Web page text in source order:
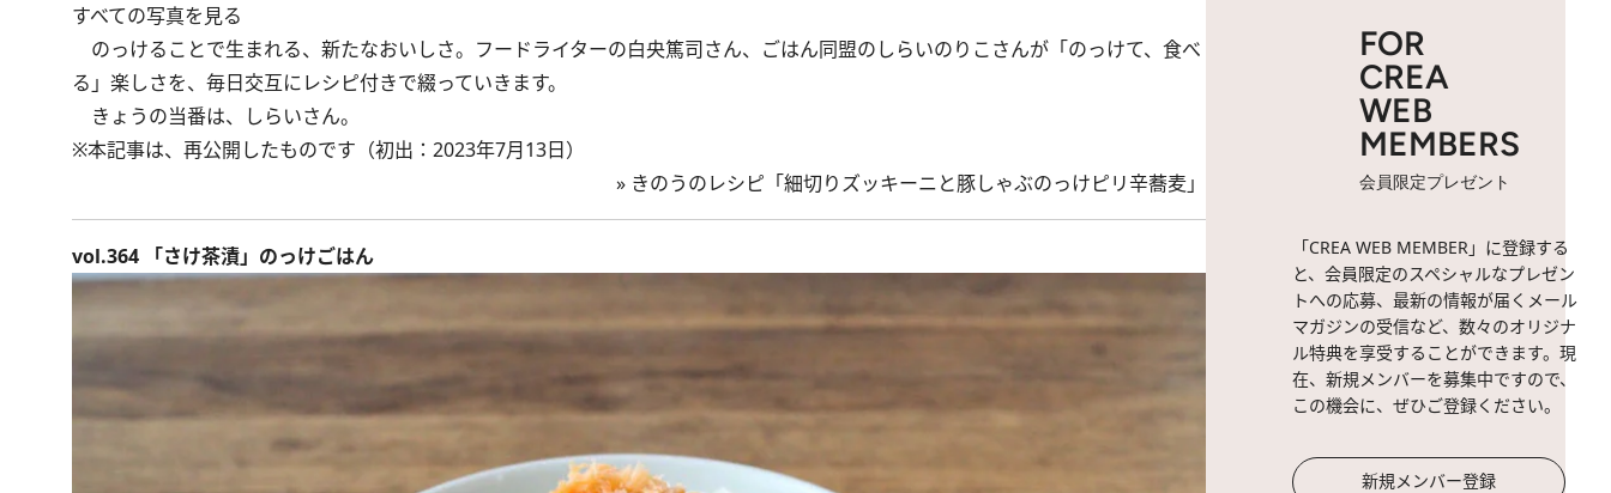
すべての写真を見る
のっけることで生まれる、新たなおいしさ。フードライターの白央篤司さん、ごはん同盟のしらいのりこさんが「のっけて、食べ
る」楽しさを、毎日交互にレシピ付きで綴っていきます。
きょうの当番は、しらいさん。
※本記事は、再公開したものです（初出：2023年7月13日）
» きのうのレシピ「細切りズッキーニと豚しゃぶのっけピリ辛蕎麦」
vol.364 「さけ茶漬」のっけごはん
FOR
CREA
WEB
MEMBERS
会員限定プレゼント
「CREA WEB MEMBER」に登録する
と、会員限定のスペシャルなプレゼン
トへの応募、最新の情報が届くメール
マガジンの受信など、数々のオリジナ
ル特典を享受することができます。現
在、新規メンバーを募集中ですので、
この機会に、ぜひご登録ください。
新規メンバー登録